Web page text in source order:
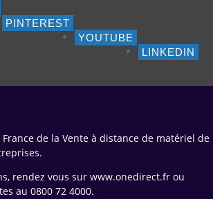
PINTEREST
YOUTUBE
LINKEDIN
de la Vente à distance de matériel de
rendez vous sur www.onedirect.fr ou
au 0800 72 4000.